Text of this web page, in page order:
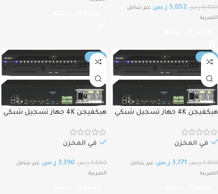
6,400 ر.س 5,052 ر.س غير شامل
الضريبة
-24%
هيكفيجن 4K جهاز تسجيل شبكي
الكهرباء HIKVISION 4K NVR,1.5U
AcuSense 32CH DS‐9632NI‐I8, 8
في المخزن
4,990 ر.س 3,771 ر.س غير شامل
الضريبة
-25%
هيكفيجن 4K جهاز تسجيل شبكي
الكهرباء HIKVISION 4K NVR,1.5U
AcuSense 16CH DS‐9616NI‐I8, 8
في المخزن
4,500 ر.س 3,390 ر.س غير شامل
الضريبة